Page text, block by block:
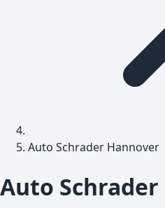
Auto Schrader Hannover
Auto Schrader